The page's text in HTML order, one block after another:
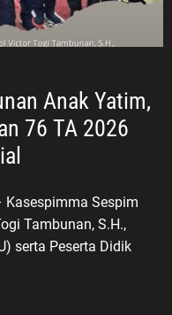
Anak Yatim,
76 TA 2026
Kasespimma Sespim
Tambunan, S.H.,
serta Peserta Didik